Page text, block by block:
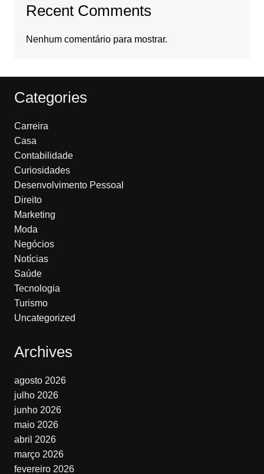
Recent Comments
Nenhum comentário para mostrar.
Categories
Carreira
Casa
Contabilidade
Curiosidades
Desenvolvimento Pessoal
Direito
Marketing
Moda
Negócios
Notícias
Saúde
Tecnologia
Turismo
Uncategorized
Archives
agosto 2026
julho 2026
junho 2026
maio 2026
abril 2026
março 2026
fevereiro 2026